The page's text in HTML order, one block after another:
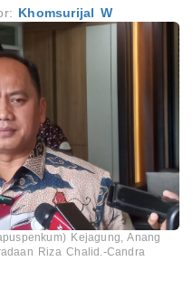
Khomsurijal W
Kejagung, Anang
Riza Chalid.-Candra